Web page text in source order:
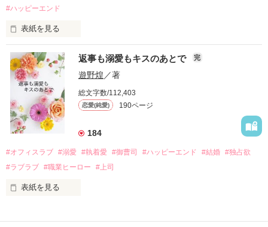
酔った勢いで一夜を共にしてしまった。
さらに、美桜が初めてだと知った哲平は
『責任をとる、結婚しよう』と真っ直ぐに告げてきた。
戸惑う美桜とは裏腹に、好きという気持ちを隠すことなく
甘やかしてくる。
そんなある日、哲平は美桜がストーカー被害に
遭っていることを知る。
美桜を守るため、哲平は同居を提案してきて――。
夏木美桜(なつきみお)
鳴海哲平 (なるみてっぺい)
#ハッピーエンド
表紙を見る
おかしな噂を流されて前の職場でうまくいかなかった梅田美
桜は、海外で傷心旅行をしていたところ、日本人美青年と出会
い、酒の勢いもあり一夜限りの関係となる。
帰国後、美桜は新しい職場でワンナイトした美青年と再会。
なんと彼の正体は、とある財閥御曹司にも関わらず、一族を離
れて起業した新進気鋭の実業家、社内でも冷徹だと評判な社長
――御影恭司その人だったのだ――！
なぜか恭司から飼い猫の世話係を命じられた美桜は、猫の世
の関係となってしまい――？
返事も溺愛もキスのあとで 完
遊野煌 ／著
総文字数/112,403
恋愛(純愛) 190ページ
184
#オフィスラブ #溺愛 #執着愛 #御曹司 #ハッピーエンド #結婚 #独占欲
#ラブラブ #職業ヒーロー #上司
表紙を見る
ションの企画戦略室で働いている。